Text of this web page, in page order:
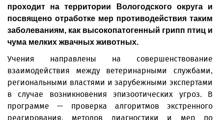
проходит на территории Вологодского округа и
посвящено отработке мер противодействия таким
заболеваниям, как высокопатогенный грипп птиц и
чума мелких жвачных животных.
Учения направлены на совершенствование
взаимодействия между ветеринарными службами,
региональными властями и зарубежными экспертами
в случае возникновения эпизоотических угроз. В
программе — проверка алгоритмов экстренного
реагирования, методов диагностики и мер по